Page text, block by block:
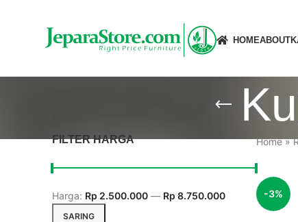
HOMEABOUT
FILTER HARGA
SARING
Harga: Rp 2.500.000 — Rp 8.750.000
Home»
-3%